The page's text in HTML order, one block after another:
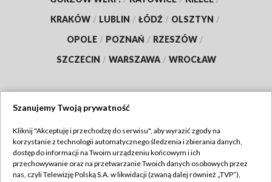
KRAKÓW / LUBLIN / ŁÓDŹ / OLSZTYN /
OPOLE / POZNAŃ / RZESZÓW /
SZCZECIN / WARSZAWA / WROCŁAW
TVP
Abonament TVP
Regulamin TVP
Szanujemy Twoją prywatność
Kliknij "Akceptuję i przechodzę do serwisu", aby wyrazić zgody na
korzystanie z technologii automatycznego śledzenia i zbierania danych,
dostęp do informacji na Twoim urządzeniu końcowym i ich
przechowywanie oraz na przetwarzanie Twoich danych osobowych przez
nas, czyli Telewizję Polską S.A. w likwidacji (zwaną dalej również „TVP”),